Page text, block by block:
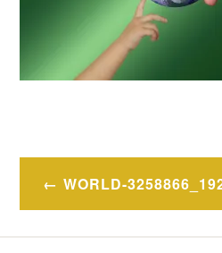
Nawigacja
wpisu
WORLD-